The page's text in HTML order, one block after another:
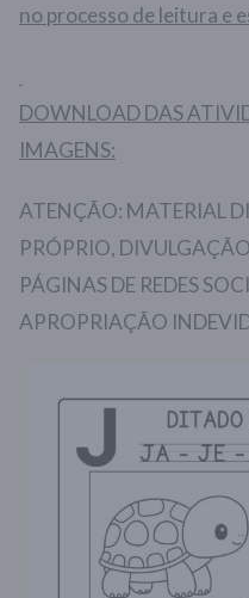
no processo de leitura e
DOWNLOAD DAS
IMAGENS:
ATENÇÃO: MATERIAL
PRÓPRIO,
PÁGINAS DE REDES
APROPRIAÇÃO